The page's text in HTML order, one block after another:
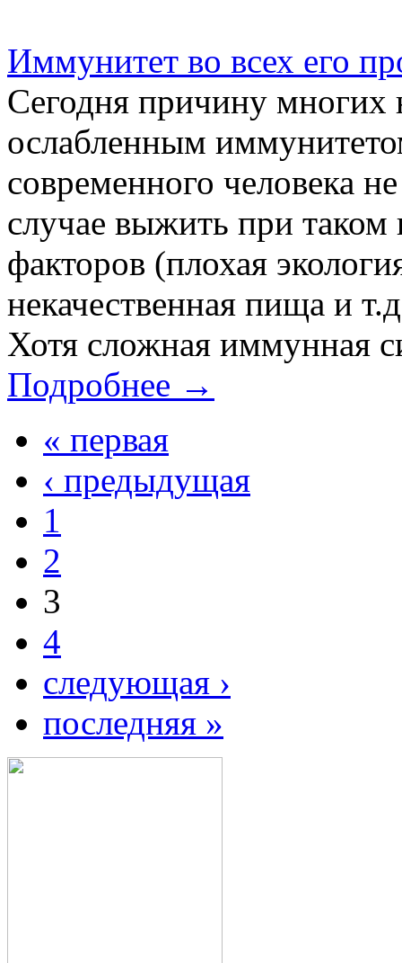
Иммунитет во всех его
Сегодня причину многих
ослабленным
современного человека
случае выжить при таком
факторов (плохая
некачественная пища и
Хотя сложная иммунная
Подробнее →
« первая
‹ предыдущая
1
2
3
4
следующая ›
последняя »